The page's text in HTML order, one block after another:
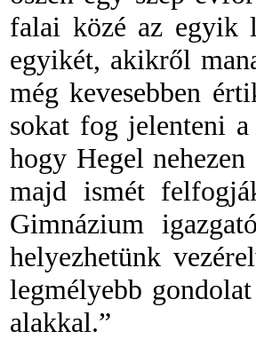
falai közé az egyik
egyikét, akikről
még kevesebben
sokat fog jelenteni
hogy Hegel
majd ismét
Gimnázium
helyezhetünk
legmélyebb
alakkal.”